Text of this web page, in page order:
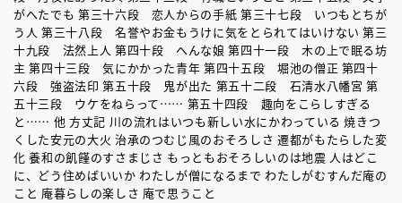
がへたでも 第三十六段 恋人からの手紙 第三十七段 いつもとちが
う人 第三十八段 名誉やお金もうけに気をとられてはいけない 第三
十九段 法然上人 第四十段 へんな娘 第四十一段 木の上で眠る坊
主 第四十三段 気にかかった青年 第四十五段 堀池の僧正 第四十
六段 強盗法印 第五十段 鬼が出た 第五十二段 石清水八幡宮 第
五十三段 ウケをねらって…… 第五十四段 趣向をこらしすぎる
と…… 他 方丈記 川の流れはいつも新しい水にかわっている 焼きつ
くした安元の大火 治承のつむじ風のおそろしさ 遷都がもたらした変
化 養和の飢饉のすさまじさ もっともおそろしいのは地震 人はどこ
に、どう住めばいいか わたしが僧になるまで わたしがむすんだ庵の
こと 庵暮らしの楽しさ 庵で思うこと